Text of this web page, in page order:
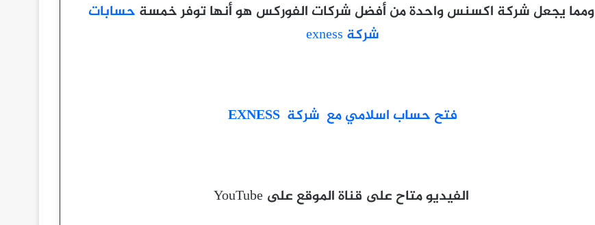
ومما يجعل شركة اكسنس واحدة من أفضل شركات الفوركس هو أنها توفر خمسة حسابات
شركة exness
فتح حساب اسلامي مع شركة EXNESS
الفيديو متاح على قناة الموقع على YouTube